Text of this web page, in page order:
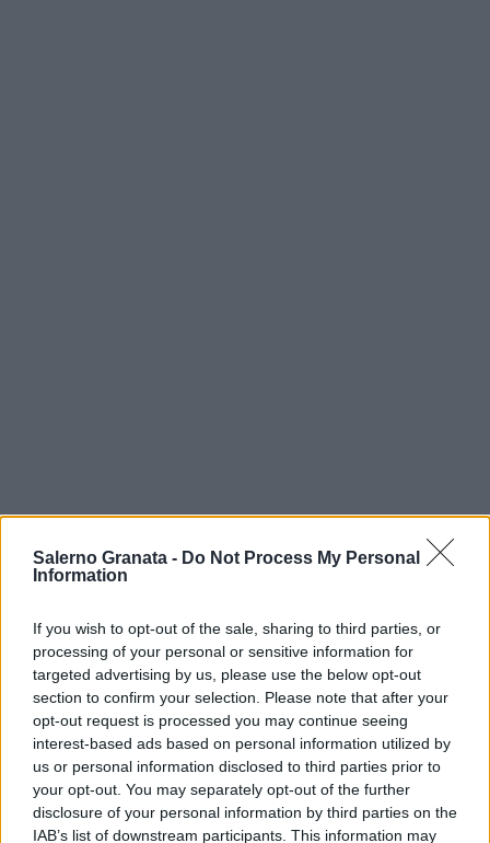
Salerno Granata - Do Not Process My Personal
Information
If you wish to opt-out of the sale, sharing to third parties, or
processing of your personal or sensitive information for
targeted advertising by us, please use the below opt-out
section to confirm your selection. Please note that after your
opt-out request is processed you may continue seeing
interest-based ads based on personal information utilized by
us or personal information disclosed to third parties prior to
your opt-out. You may separately opt-out of the further
disclosure of your personal information by third parties on the
IAB’s list of downstream participants. This information may